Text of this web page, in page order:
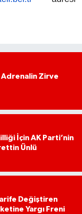
Adrenalin Zirve
İçin AK Parti’nin
Ünlü
Değiştiren
Yargı Freni